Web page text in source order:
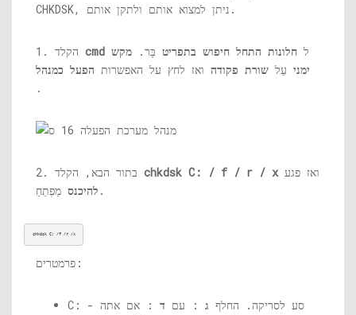
CHKDSK, ניתן למצוא אותם ולתקן אותם.
cmd ל חלונות התחל חיפוש בתפריט בָּר. מקש
ימני עַל שורת פקודה ואז לחץ על האפשרות הפעל כמנהל
.
chkdsk C: / f / r / x ואז פגע
להיכנס מַפְתֵחַ.
chkdsk C: /f /r /x
פרמטרים:
C: - סע לסריקה. החלף ג : עם ד : אם אתה